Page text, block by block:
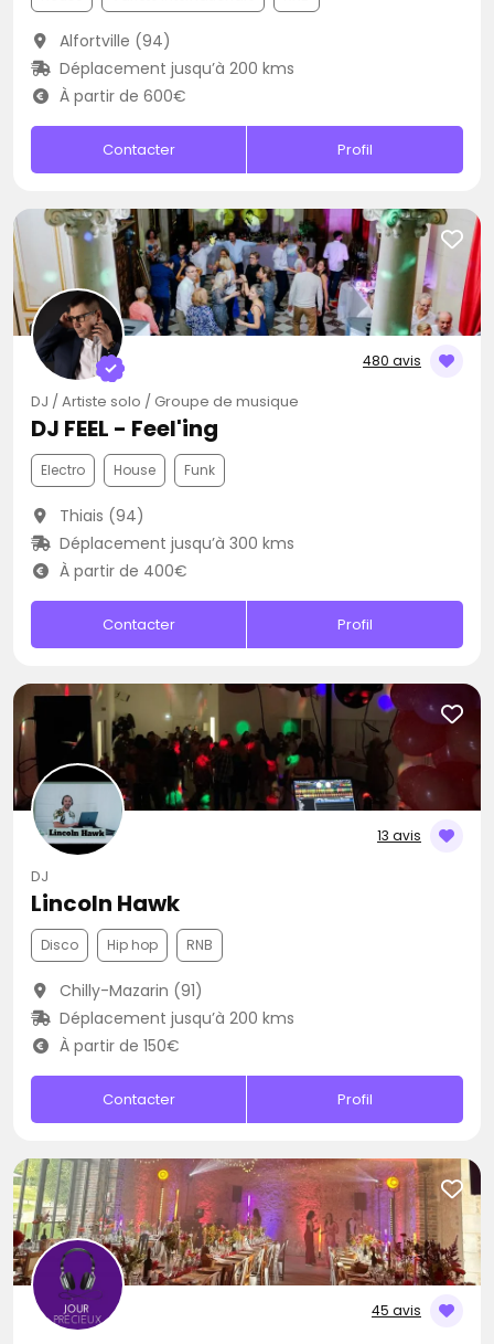
Alfortville (94)
Déplacement jusqu’à 200 kms
À partir de 600€
Contacter Profil
480 avis
DJ / Artiste solo / Groupe de musique
DJ FEEL - Feel'ing
Electro House Funk
Thiais (94)
Déplacement jusqu’à 300 kms
À partir de 400€
Contacter Profil
13 avis
DJ
Lincoln Hawk
Disco Hip hop RNB
Chilly-Mazarin (91)
Déplacement jusqu’à 200 kms
À partir de 150€
Contacter Profil
45 avis